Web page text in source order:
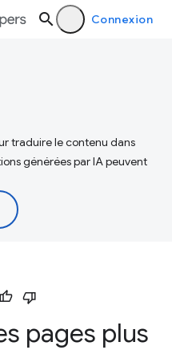
Connexion
traduire le contenu dans
générées par IA peuvent
pages plus